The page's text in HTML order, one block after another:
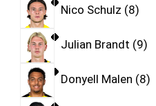
Nico Schulz 8
Julian Brandt 9
Donyell Malen 8